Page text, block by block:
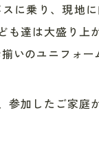
に乗り、現地
も達は大盛り上
いのユニフォー
加したご家庭